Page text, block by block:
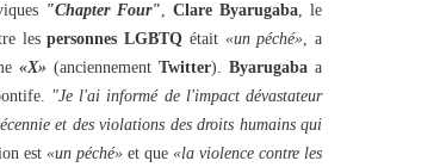
"Chapter Four", Clare Byarugaba, le
lespersonnes LGBTQ était «un péché», a
«X» (anciennement Twitter). Byarugabaa
"Je l'ai informé de l'impact dévastateur
et des violations des droits humains qui
est «un péché» et que «la violence contre les